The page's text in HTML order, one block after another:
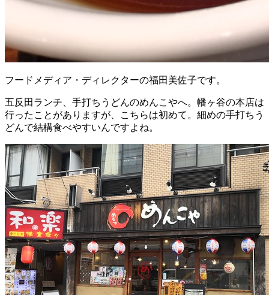
フードメディア・ディレクターの福田美佐子です。
五反田ランチ、手打ちうどんのめんこやへ。幡ヶ谷の本店は
行ったことがありますが、こちらは初めて。細めの手打ちう
どんで結構食べやすいんですよね。